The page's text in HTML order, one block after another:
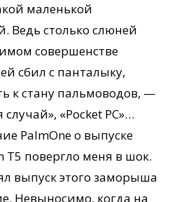
маленькой
Ведь столько слюней
совершенстве
сбил с панталыку,
к стану пальмоводов, —
«Pocket PC»…
PalmOne о выпуске
повергло меня в шок.
выпуск этого заморыша
Невыносимо, когда на